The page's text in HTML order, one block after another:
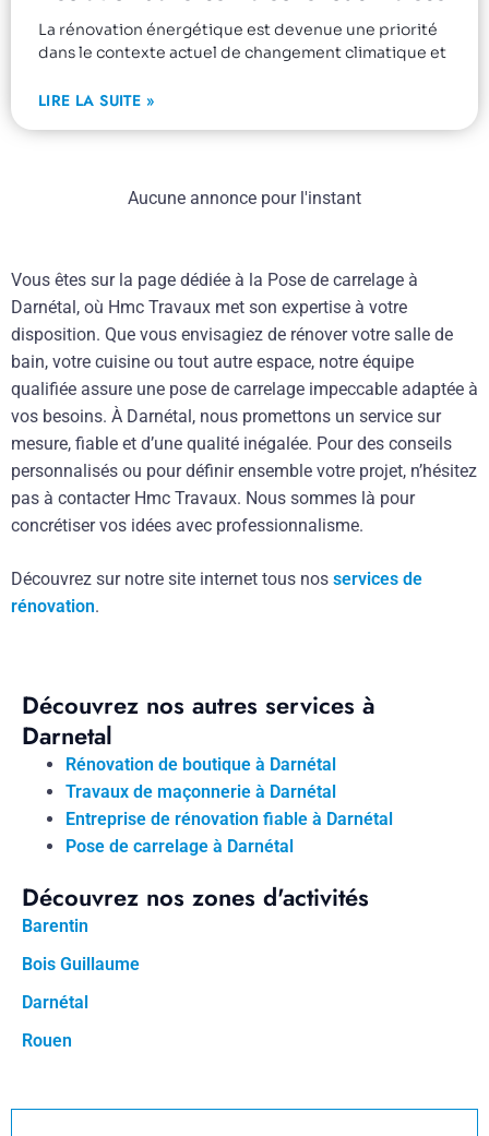
La rénovation énergétique est devenue une priorité
dans le contexte actuel de changement climatique et
LIRE LA SUITE »
Aucune annonce pour l'instant
Vous êtes sur la page dédiée à la Pose de carrelage à
Darnétal, où Hmc Travaux met son expertise à votre
disposition. Que vous envisagiez de rénover votre salle de
bain, votre cuisine ou tout autre espace, notre équipe
qualifiée assure une pose de carrelage impeccable adaptée à
vos besoins. À Darnétal, nous promettons un service sur
mesure, fiable et d’une qualité inégalée. Pour des conseils
personnalisés ou pour définir ensemble votre projet, n’hésitez
pas à contacter Hmc Travaux. Nous sommes là pour
concrétiser vos idées avec professionnalisme.
Découvrez sur notre site internet tous nos services de
rénovation.
Découvrez nos autres services à
Darnetal
Rénovation de boutique à Darnétal
Travaux de maçonnerie à Darnétal
Entreprise de rénovation fiable à Darnétal
Pose de carrelage à Darnétal
Découvrez nos zones d'activités
Barentin
Bois Guillaume
Darnétal
Rouen